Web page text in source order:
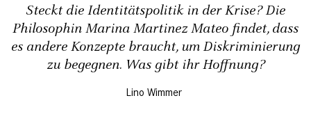
Steckt die Identitätspolitik in der Krise? Die
Philosophin Marina Martinez Mateo findet, dass
es andere Konzepte braucht, um Diskriminierung
zu begegnen. Was gibt ihr Hoffnung?
Lino Wimmer